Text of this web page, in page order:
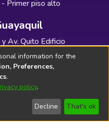
Primer piso alto
Av. Quito Edificio
- Planta baja
Bibliolatino.com
information for the
Preferences,
.
policy.
Decline That's ok